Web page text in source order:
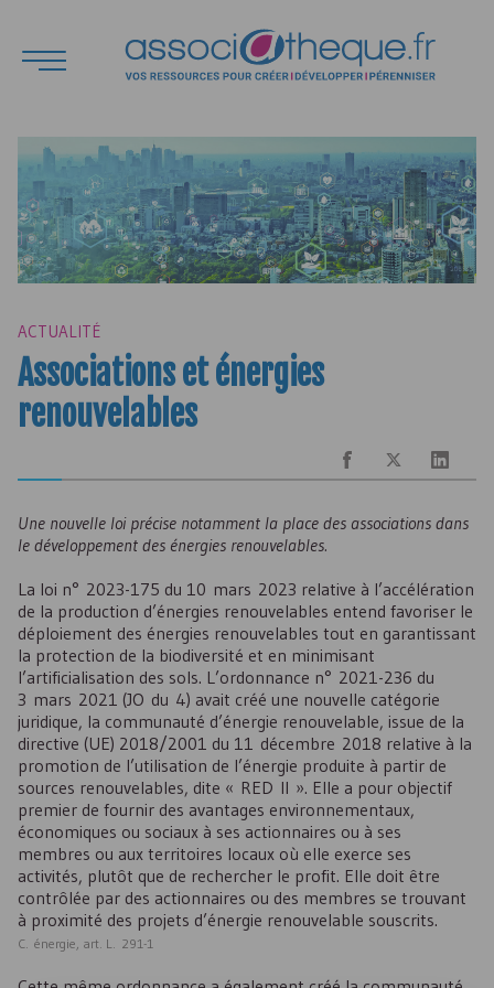
ACTUALITÉ
Associations et énergies
renouvelables
Une nouvelle loi précise notamment la place des associations dans
le développement des énergies renouvelables.
La loi n° 2023-175 du 10 mars 2023 relative à l’accélération
de la production d’énergies renouvelables entend favoriser le
déploiement des énergies renouvelables tout en garantissant
la protection de la biodiversité et en minimisant
l’artificialisation des sols. L’ordonnance n° 2021-236 du
3 mars 2021 (JO du 4) avait créé une nouvelle catégorie
juridique, la communauté d’énergie renouvelable, issue de la
directive (UE) 2018/2001 du 11 décembre 2018 relative à la
promotion de l’utilisation de l’énergie produite à partir de
sources renouvelables, dite « RED II ». Elle a pour objectif
premier de fournir des avantages environnementaux,
économiques ou sociaux à ses actionnaires ou à ses
membres ou aux territoires locaux où elle exerce ses
activités, plutôt que de rechercher le profit. Elle doit être
contrôlée par des actionnaires ou des membres se trouvant
à proximité des projets d’énergie renouvelable souscrits.
C. énergie, art. L. 291-1